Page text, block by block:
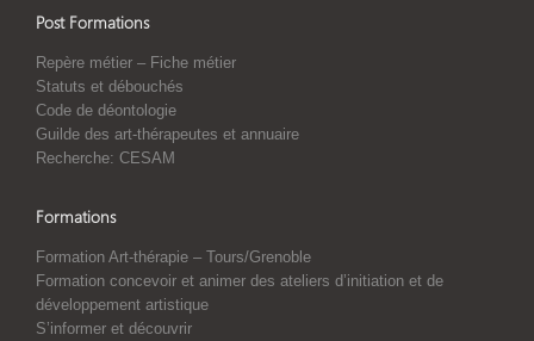
Post Formations
Repère métier – Fiche métier
Statuts et débouchés
Code de déontologie
Guilde des art-thérapeutes et annuaire
Recherche: CESAM
Formations
Formation Art-thérapie – Tours/Grenoble
Formation concevoir et animer des ateliers d’initiation et de
développement artistique
S’informer et découvrir